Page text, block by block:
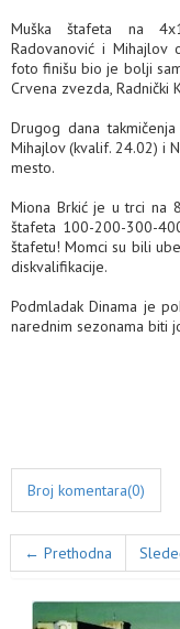
Muška štafeta na
Radovanović i Mihajlov
foto finišu bio je bolji
Crvena zvezda, Radnički
Drugog dana
Mihajlov (kvalif. 24.02) i
mesto.
Miona Brkić je u trci na
štafeta 100-200-300-
štafetu! Momci su bili
diskvalifikacije.
Podmladak Dinama je
narednim sezonama biti
Broj komentara(0)
← Prethodna